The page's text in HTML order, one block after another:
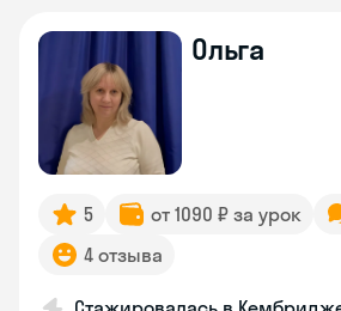
Ольга
5 от 1090 ₽ за урок
4 отзыва